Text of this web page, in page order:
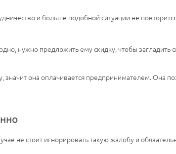
и больше подобной ситуации не
нужно предложить ему скидку, чтобы загладить
значит она оплачивается предпринимателем. Она
не стоит игнорировать такую жалобу и